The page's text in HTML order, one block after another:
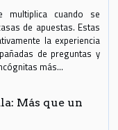
cuando se
de apuestas. Estas
la experiencia
de preguntas y
más...
Más que un